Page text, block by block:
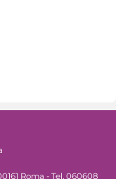
Roma - Tel. 060608